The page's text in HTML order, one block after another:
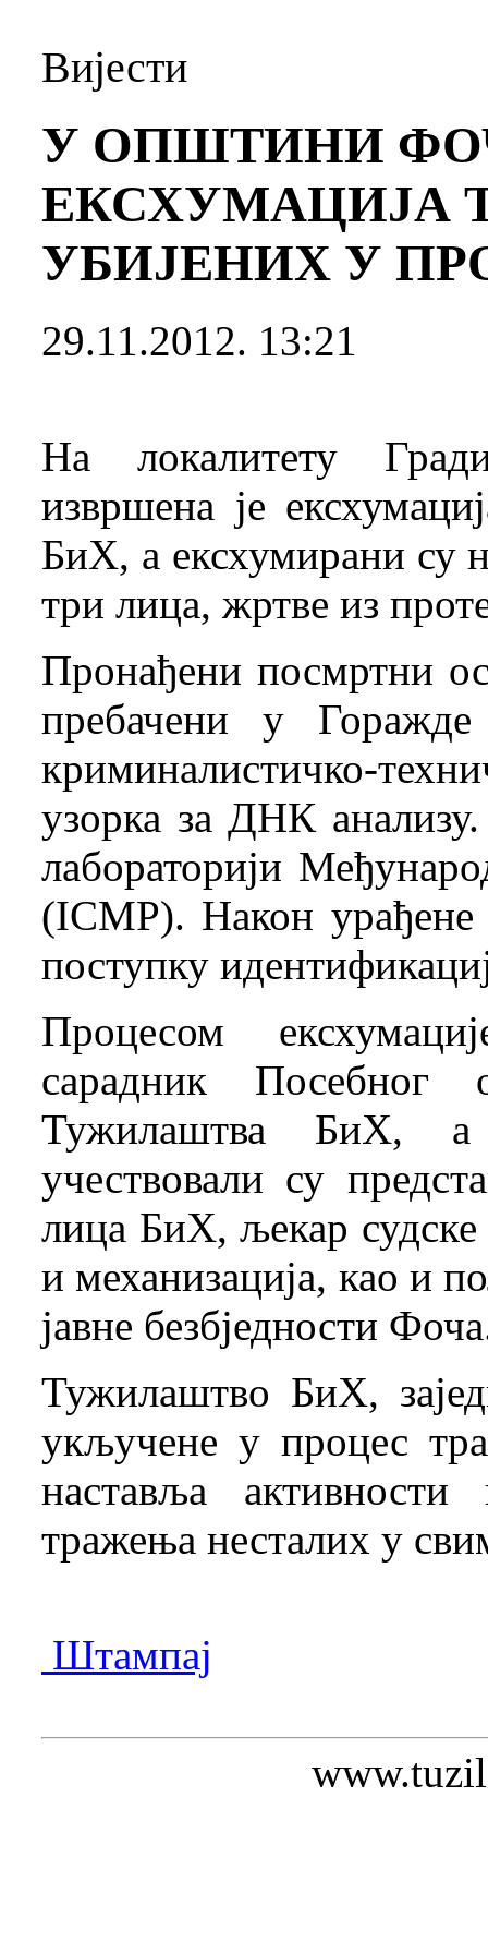
Вијести
У ОПШТИНИ
ЕКСХУМАЦИЈА
УБИЈЕНИХ У
29.11.2012. 13:21
На локалитету
извршена је
БиХ, а ексхумирани су
три лица, жртве из
Пронађени посмртни
пребачени у
криминалистичко-
узорка за ДНК
лабораторији
(ICMP). Након
поступку
Процесом
сарадник Посебног
Тужилаштва БиХ, а
учествовали су
лица БиХ, љекар
и механизација, као и
јавне безбједности
Тужилаштво БиХ,
укључене у процес
наставља
тражења несталих у
Штампај